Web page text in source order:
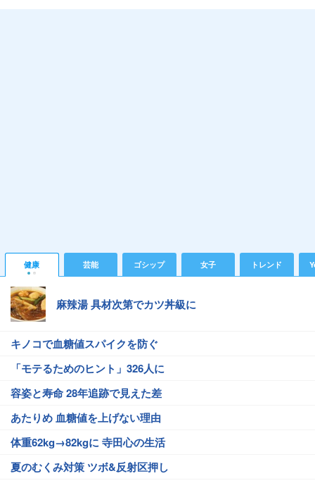
健康 芸能 ゴシップ 女子 トレンド
麻辣湯 具材次第でカツ丼級に
キノコで血糖値スパイクを防ぐ
「モテるためのヒント」326人に
容姿と寿命 28年追跡で見えた差
あたりめ 血糖値を上げない理由
体重62kg→82kgに 寺田心の生活
夏のむくみ対策 ツボ&反射区押し